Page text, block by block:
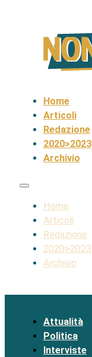
Home
Articoli
Redazione
2020>2023
Archivio
Home
Articoli
Redazione
2020>2023
Archivio
Attualità
Politica
Interviste